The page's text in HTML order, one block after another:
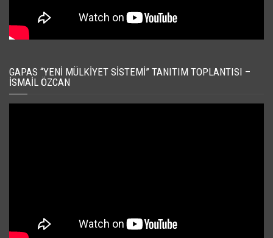
GAPAS “YENI MÜLKIYET SISTEMI” TANITIM TOPLANTISI –
İSMAIL ÖZCAN